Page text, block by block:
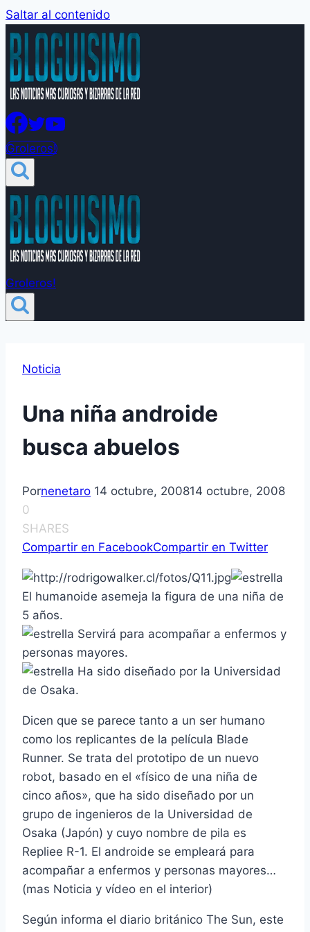
Saltar al contenido
Groleros!
Groleros!
Noticia
Una niña androide
busca abuelos
Pornenetaro 14 octubre, 200814 octubre, 2008
0
SHARES
Compartir en FacebookCompartir en Twitter
El humanoide asemeja la figura de una niña de
5 años.
Servirá para acompañar a enfermos y
personas mayores.
Ha sido diseñado por la Universidad
de Osaka.
Dicen que se parece tanto a un ser humano
como los replicantes de la pelí­cula Blade
Runner. Se trata del prototipo de un nuevo
robot, basado en el «fí­sico de una niña de
cinco años», que ha sido diseñado por un
grupo de ingenieros de la Universidad de
Osaka (Japón) y cuyo nombre de pila es
Repliee R-1. El androide se empleará para
acompañar a enfermos y personas mayores…
(mas Noticia y ví­deo en el interior)
Según informa el diario británico The Sun, este